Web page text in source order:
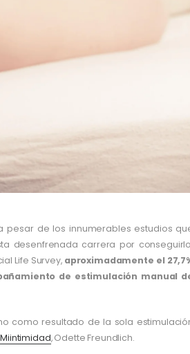
pesar de los innumerables estudios
desenfrenada carrera por
Life Survey, aproximadamente el
de estimulación manual
como resultado de la sola
, Odette Freundlich.